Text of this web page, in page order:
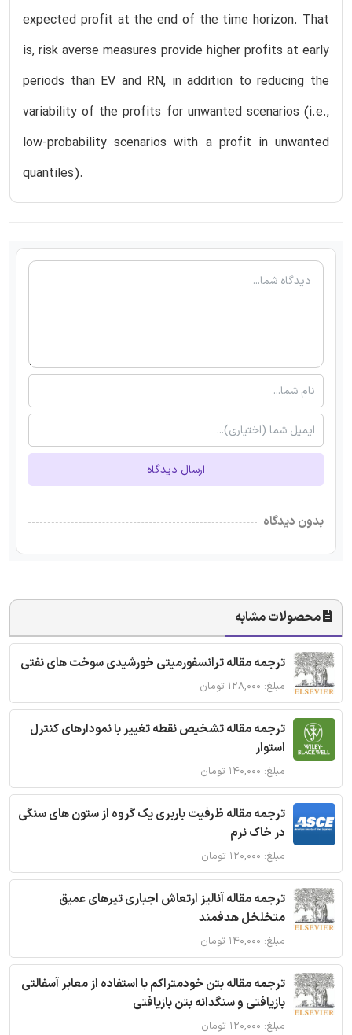
expected profit at the end of the time horizon. That
is, risk averse measures provide higher profits at early
periods than EV and RN, in addition to reducing the
variability of the profits for unwanted scenarios (i.e.,
low-probability scenarios with a profit in unwanted
quantiles).
ارسال دیدگاه
بدون دیدگاه
محصولات مشابه
ترجمه مقاله ترانسفورمیتی خورشیدی سوخت های نفتی
مبلغ: ۱۲۸,۰۰۰ تومان
ترجمه مقاله تشخیص نقطه تغییر با نمودارهای کنترل
استوار
مبلغ: ۱۴۰,۰۰۰ تومان
ترجمه مقاله ظرفیت باربری یک گروه از ستون های سنگی
در خاک نرم
مبلغ: ۱۲۰,۰۰۰ تومان
ترجمه مقاله آنالیز ارتعاش اجباری تیرهای عمیق
متخلخل هدفمند
مبلغ: ۱۴۰,۰۰۰ تومان
ترجمه مقاله بتن خودمتراکم با استفاده از معابر آسفالتی
بازیافتی و سنگدانه بتن بازیافتی
مبلغ: ۱۲۰,۰۰۰ تومان